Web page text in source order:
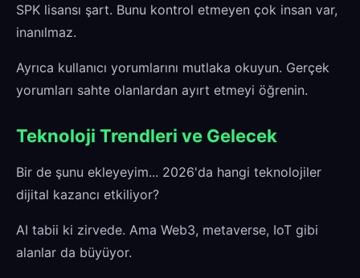
SPK lisansı şart. Bunu kontrol etmeyen çok insan var,
inanılmaz.
Ayrıca kullanıcı yorumlarını mutlaka okuyun. Gerçek
yorumları sahte olanlardan ayırt etmeyi öğrenin.
Teknoloji Trendleri ve Gelecek
Bir de şunu ekleyeyim... 2026'da hangi teknolojiler
dijital kazancı etkiliyor?
AI tabii ki zirvede. Ama Web3, metaverse, IoT gibi
alanlar da büyüyor.